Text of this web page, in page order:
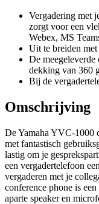
Vergadering met
zorgt voor een
Webex, MS
Uit te breiden
De
dekking van 360
Bij de
Omschrijving
De Yamaha YVC-1000
met fantastisch
lastig om je
een vergadertelefoon
vergaderen met je
conference phone is
aparte speaker en